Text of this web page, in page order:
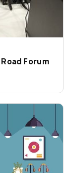
Forum